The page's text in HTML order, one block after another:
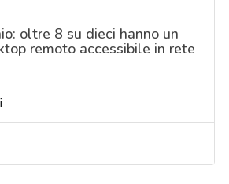
oltre 8 su dieci hanno un
remoto accessibile in rete